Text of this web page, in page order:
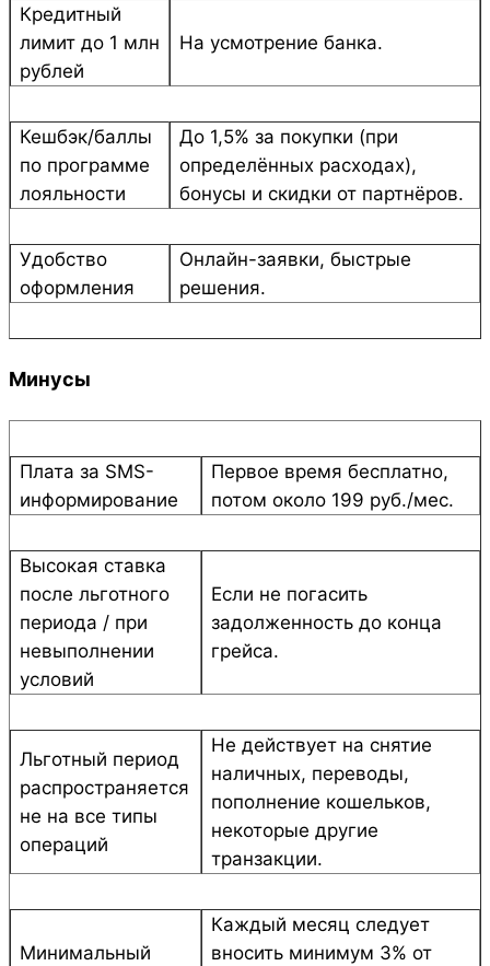
Кредитный
лимит до 1 млн
рублей
На усмотрение банка.
Кешбэк/баллы
по программе
лояльности
До 1,5% за покупки (при
определённых расходах),
бонусы и скидки от партнёров.
Удобство
оформления
Онлайн-заявки, быстрые
решения.
Минусы
Плата за SMS-
информирование
Первое время бесплатно,
потом около 199 руб./мес.
Высокая ставка
после льготного
периода / при
невыполнении
условий
Если не погасить
задолженность до конца
грейса.
Льготный период
распространяется
не на все типы
операций
Не действует на снятие
наличных, переводы,
пополнение кошельков,
некоторые другие
транзакции.
Минимальный
Каждый месяц следует
вносить минимум 3% от